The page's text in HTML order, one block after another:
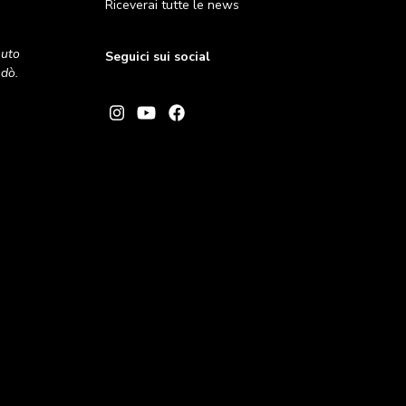
Riceverai tutte le news
Seguici sui social